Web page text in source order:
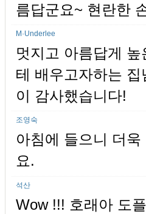
름답군요~ 현란한
M·Underlee
멋지고 아름답게
테 배우고자하는
이 감사했습니다!
조영숙
아침에 들으니 더
요.
석산
Wow !!! 호래아 도